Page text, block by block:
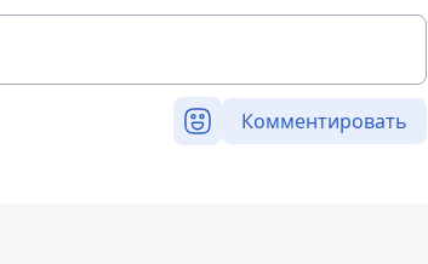
Комментировать